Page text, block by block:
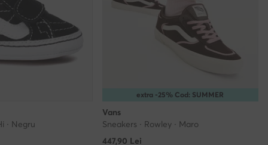
· Negru
extra -25% Cod: SUMMER
Vans
Sneakers · Rowley · Maro
447,90 Lei